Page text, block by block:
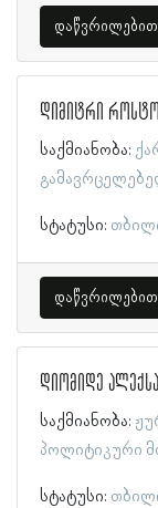
დაწვრილებით
დიმიტრი
საქმიანობა:
სტატუსი:
დაწვრილებით
დიომიდე
საქმიანობა:
პოლიტიკური
სტატუსი: